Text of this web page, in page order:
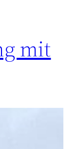
mit